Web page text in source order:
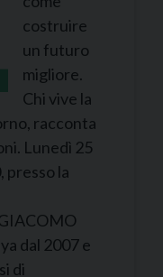
costruire
un futuro
migliore.
Chi vive la
racconta
Lunedì 25
presso la
dal 2007 e
di